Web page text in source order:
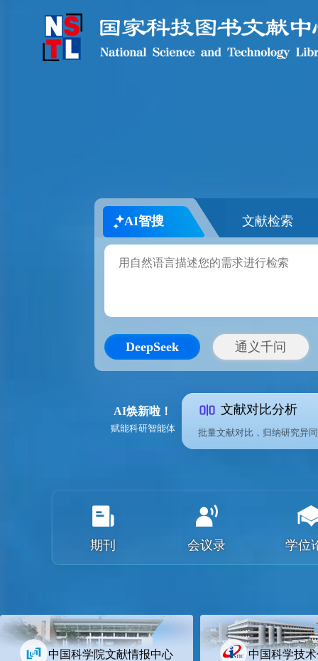
AI智搜 文献检索
DeepSeek 通义千问
AI焕新啦！
赋能科研智能体
文献对比分析
批量文献对比，归纳研究异同
期刊 会议录 学位
中国科学院文献情报中心 中国科学技